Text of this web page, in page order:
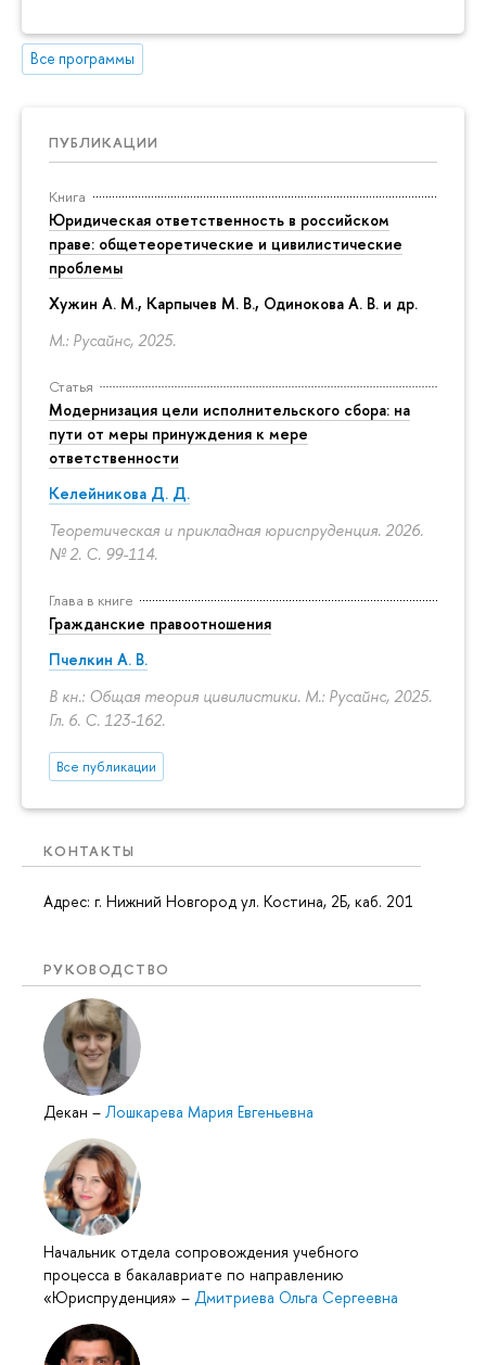
Все программы
ПУБЛИКАЦИИ
Книга
Юридическая ответственность в российском
праве: общетеоретические и цивилистические
проблемы
Хужин А. М., Карпычев М. В., Одинокова А. В. и др.
М.: Русайнс, 2025.
Статья
Модернизация цели исполнительского сбора: на
пути от меры принуждения к мере
ответственности
Келейникова Д. Д.
Теоретическая и прикладная юриспруденция. 2026.
№ 2. С. 99-114.
Глава в книге
Гражданские правоотношения
Пчелкин А. В.
В кн.: Общая теория цивилистики. М.: Русайнс, 2025.
Гл. 6. С. 123-162.
Все публикации
КОНТАКТЫ
Адрес: г. Нижний Новгород ул. Костина, 2Б, каб. 201
РУКОВОДСТВО
Декан – Лошкарева Мария Евгеньевна
Начальник отдела сопровождения учебного
процесса в бакалавриате по направлению
«Юриспруденция» – Дмитриева Ольга Сергеевна